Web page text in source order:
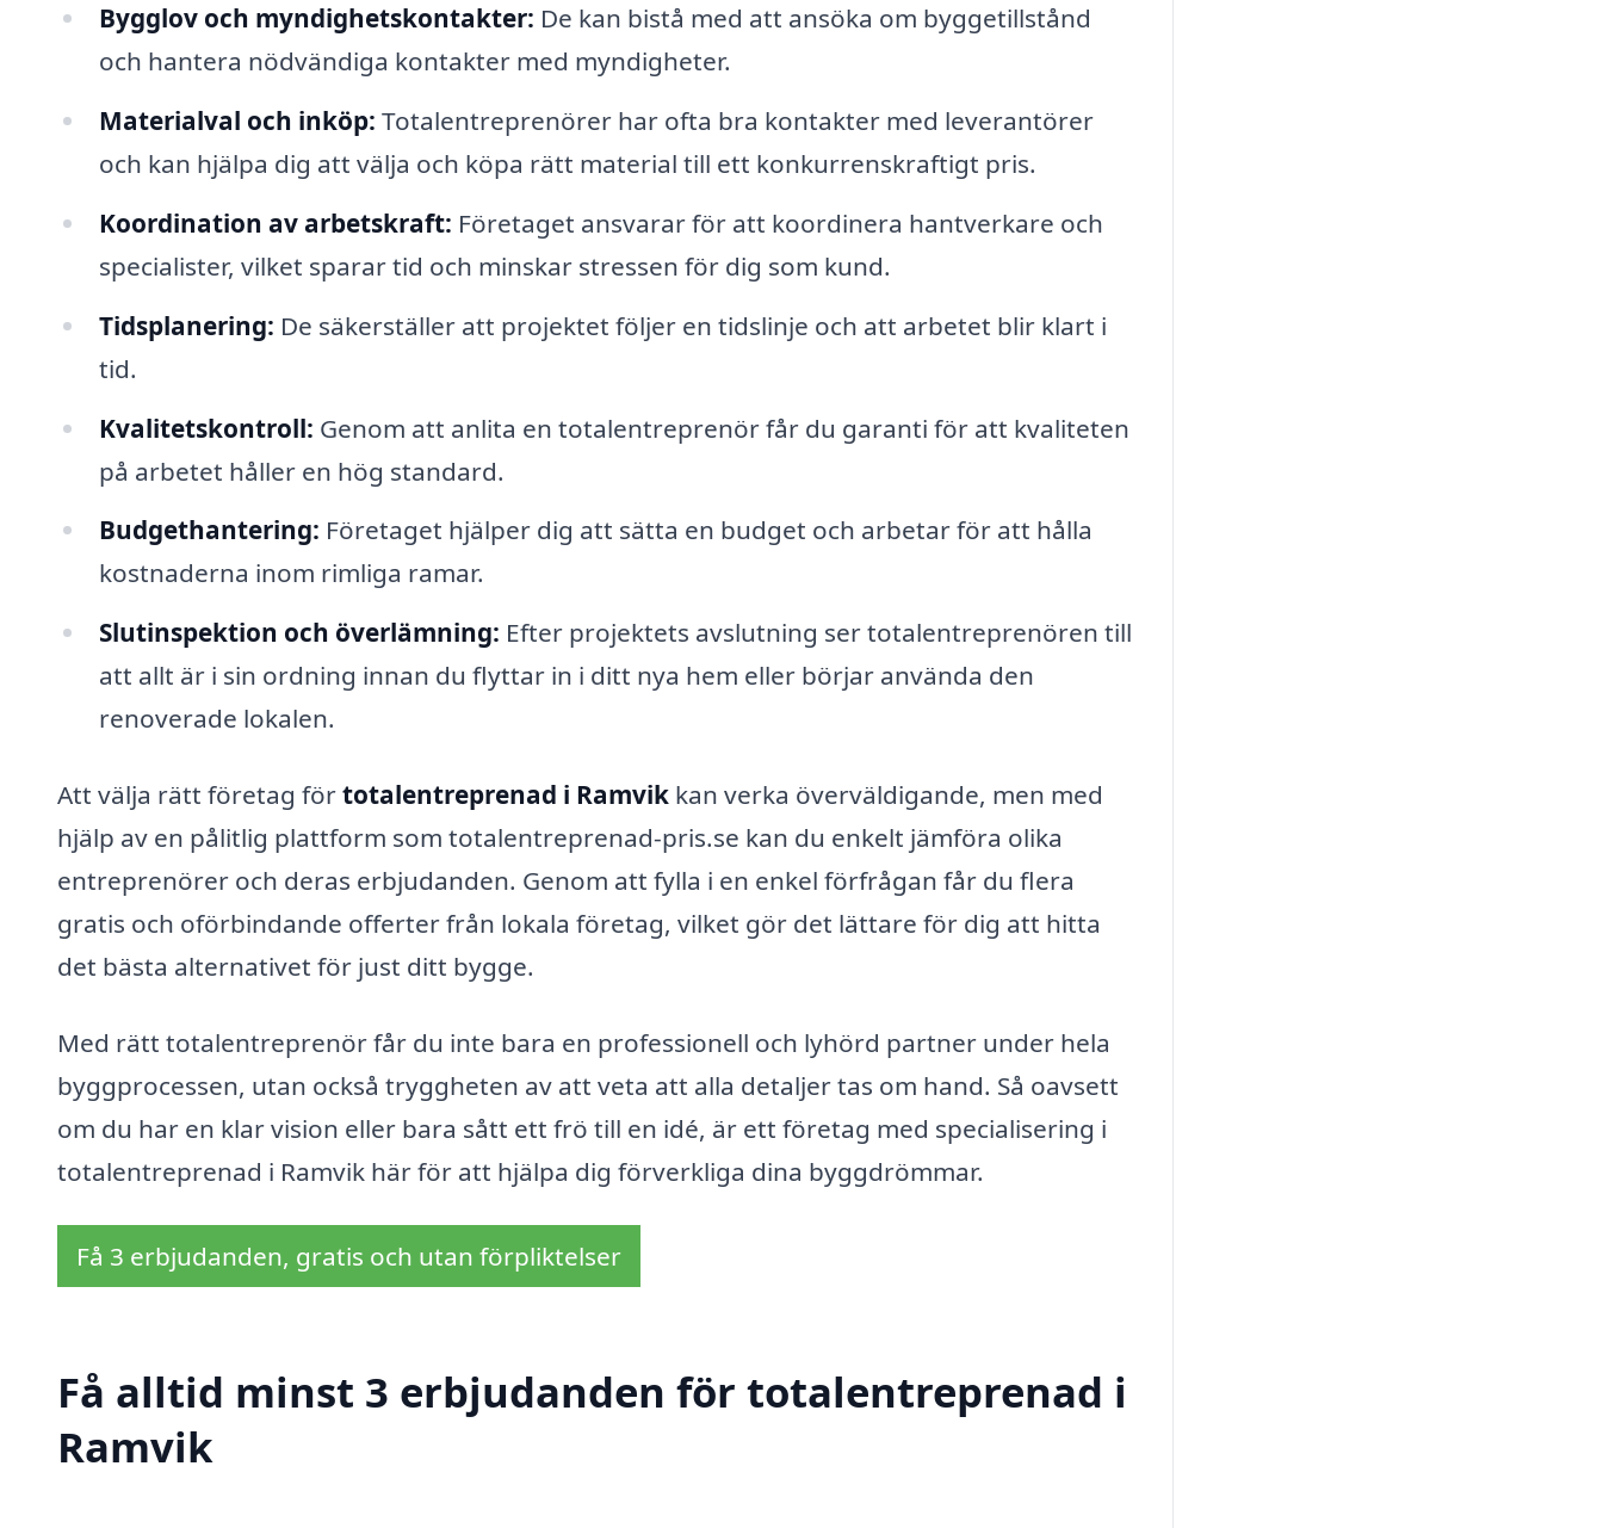
Bygglov och myndighetskontakter: De kan bistå med att ansöka om byggetillstånd
och hantera nödvändiga kontakter med myndigheter.
Materialval och inköp: Totalentreprenörer har ofta bra kontakter med leverantörer
och kan hjälpa dig att välja och köpa rätt material till ett konkurrenskraftigt pris.
Koordination av arbetskraft: Företaget ansvarar för att koordinera hantverkare och
specialister, vilket sparar tid och minskar stressen för dig som kund.
Tidsplanering: De säkerställer att projektet följer en tidslinje och att arbetet blir klart i
tid.
Kvalitetskontroll: Genom att anlita en totalentreprenör får du garanti för att kvaliteten
på arbetet håller en hög standard.
Budgethantering: Företaget hjälper dig att sätta en budget och arbetar för att hålla
kostnaderna inom rimliga ramar.
Slutinspektion och överlämning: Efter projektets avslutning ser totalentreprenören till
att allt är i sin ordning innan du flyttar in i ditt nya hem eller börjar använda den
renoverade lokalen.
Att välja rätt företag förtotalentreprenad i Ramvik kan verka överväldigande, men med
hjälp av en pålitlig plattform som totalentreprenad-pris.se kan du enkelt jämföra olika
entreprenörer och deras erbjudanden. Genom att fylla i en enkel förfrågan får du flera
gratis och oförbindande offerter från lokala företag, vilket gör det lättare för dig att hitta
det bästa alternativet för just ditt bygge.
Med rätt totalentreprenör får du inte bara en professionell och lyhörd partner under hela
byggprocessen, utan också tryggheten av att veta att alla detaljer tas om hand. Så oavsett
om du har en klar vision eller bara sått ett frö till en idé, är ett företag med specialisering i
totalentreprenad i Ramvik här för att hjälpa dig förverkliga dina byggdrömmar.
Få 3 erbjudanden, gratis och utan förpliktelser
Få alltid minst 3 erbjudanden för totalentreprenad i
Ramvik